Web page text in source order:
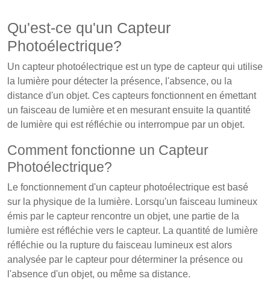
Qu'est-ce qu'un Capteur
Photoélectrique?
Un capteur photoélectrique est un type de capteur qui utilise
la lumière pour détecter la présence, l'absence, ou la
distance d'un objet. Ces capteurs fonctionnent en émettant
un faisceau de lumière et en mesurant ensuite la quantité
de lumière qui est réfléchie ou interrompue par un objet.
Comment fonctionne un Capteur
Photoélectrique?
Le fonctionnement d'un capteur photoélectrique est basé
sur la physique de la lumière. Lorsqu'un faisceau lumineux
émis par le capteur rencontre un objet, une partie de la
lumière est réfléchie vers le capteur. La quantité de lumière
réfléchie ou la rupture du faisceau lumineux est alors
analysée par le capteur pour déterminer la présence ou
l'absence d'un objet, ou même sa distance.